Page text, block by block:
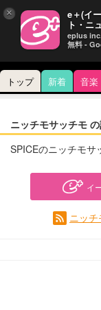
トップ 新着 音楽
ニッチモサッチモ
SPICEのニッチモサ
イ
ニッ
× e＋(イ
ト・ニ
eplus
無料 -